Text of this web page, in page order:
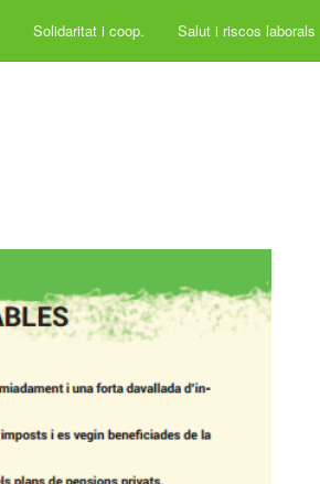
Solidaritat i coop. Salut i riscos laborals